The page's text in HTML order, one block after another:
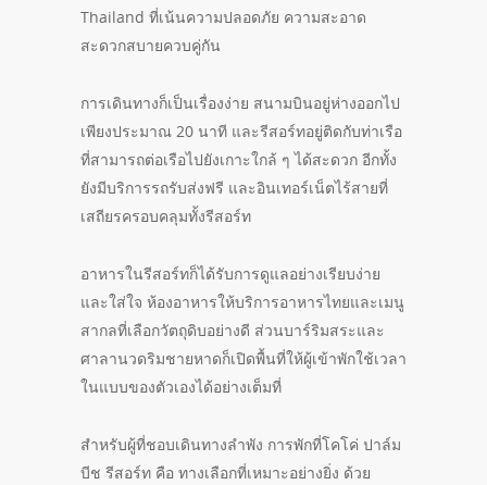
Thailand ที่เน้นความปลอดภัย ความสะอาด
สะดวกสบายควบคู่กัน
การเดินทางก็เป็นเรื่องง่าย สนามบินอยู่ห่างออกไป
เพียงประมาณ 20 นาที และรีสอร์ทอยู่ติดกับท่าเรือ
ที่สามารถต่อเรือไปยังเกาะใกล้ ๆ ได้สะดวก อีกทั้ง
ยังมีบริการรถรับส่งฟรี และอินเทอร์เน็ตไร้สายที่
เสถียรครอบคลุมทั้งรีสอร์ท
อาหารในรีสอร์ทก็ได้รับการดูแลอย่างเรียบง่าย
และใส่ใจ ห้องอาหารให้บริการอาหารไทยและเมนู
สากลที่เลือกวัตถุดิบอย่างดี ส่วนบาร์ริมสระและ
ศาลานวดริมชายหาดก็เปิดพื้นที่ให้ผู้เข้าพักใช้เวลา
ในแบบของตัวเองได้อย่างเต็มที่
สำหรับผู้ที่ชอบเดินทางลำพัง การพักที่โคโค่ ปาล์ม
บีช รีสอร์ท คือ ทางเลือกที่เหมาะอย่างยิ่ง ด้วย